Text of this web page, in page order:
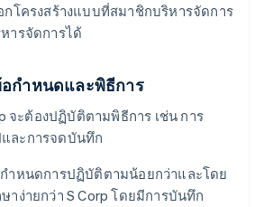
กโครงสร้างแบบที่สมาชิกบริหารจัดการ
ารจัดการได้
กำหนดและพิธีการ
จะต้องปฏิบัติตามพิธีการ เช่น การ
ละการจดบันทึก
ำหนดการปฏิบัติตามน้อยกว่าและโดย
าง่ายกว่า S Corp โดยมีการบันทึก